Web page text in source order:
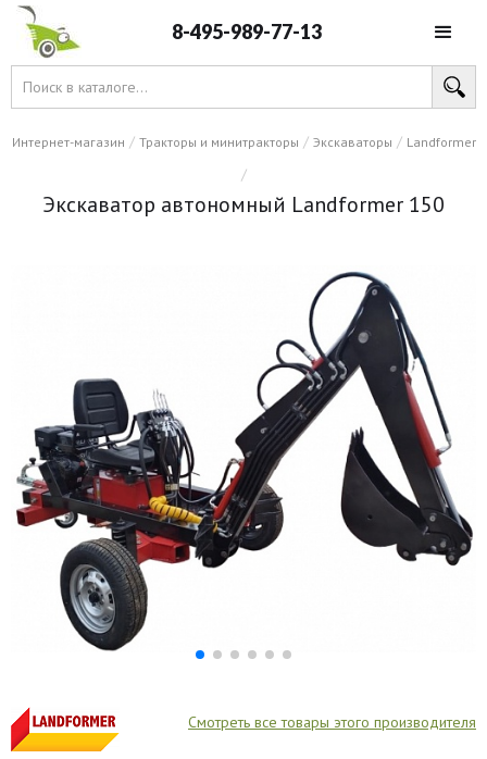
8-495-989-77-13
Интернет-магазин / Тракторы и минитракторы / Экскаваторы / Landformer
/
Экскаватор автономный Landformer 150
Смотреть все товары этого производителя